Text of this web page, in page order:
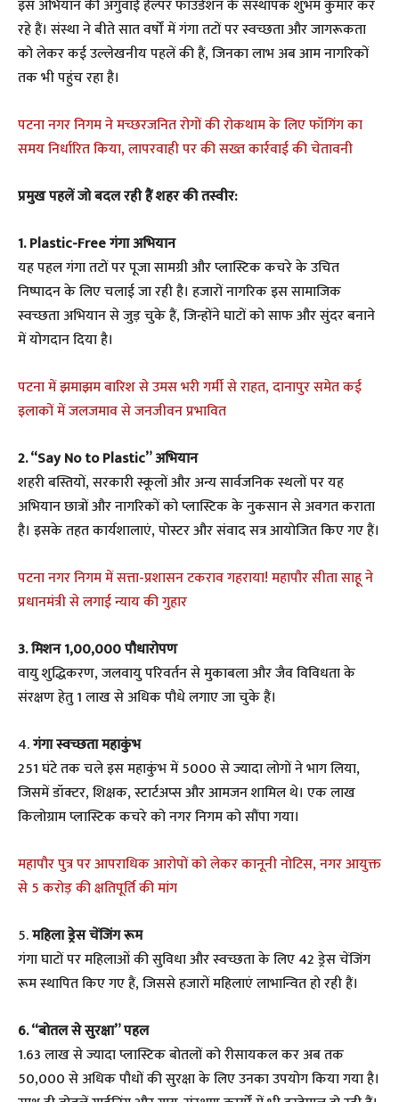
इस अभियान की अगुवाई हेल्पर फाउंडेशन के संस्थापक शुभम कुमार कर
रहे हैं। संस्था ने बीते सात वर्षों में गंगा तटों पर स्वच्छता और जागरूकता
को लेकर कई उल्लेखनीय पहलें की हैं, जिनका लाभ अब आम नागरिकों
तक भी पहुंच रहा है।
पटना नगर निगम ने मच्छरजनित रोगों की रोकथाम के लिए फॉगिंग का
समय निर्धारित किया, लापरवाही पर की सख्त कार्रवाई की चेतावनी
प्रमुख पहलें जो बदल रही हैं शहर की तस्वीर:
1. Plastic-Free गंगा अभियान
यह पहल गंगा तटों पर पूजा सामग्री और प्लास्टिक कचरे के उचित
निष्पादन के लिए चलाई जा रही है। हजारों नागरिक इस सामाजिक
स्वच्छता अभियान से जुड़ चुके हैं, जिन्होंने घाटों को साफ और सुंदर बनाने
में योगदान दिया है।
पटना में झमाझम बारिश से उमस भरी गर्मी से राहत, दानापुर समेत कई
इलाकों में जलजमाव से जनजीवन प्रभावित
2. “Say No to Plastic” अभियान
शहरी बस्तियों, सरकारी स्कूलों और अन्य सार्वजनिक स्थलों पर यह
अभियान छात्रों और नागरिकों को प्लास्टिक के नुकसान से अवगत कराता
है। इसके तहत कार्यशालाएं, पोस्टर और संवाद सत्र आयोजित किए गए हैं।
पटना नगर निगम में सत्ता-प्रशासन टकराव गहराया! महापौर सीता साहू ने
प्रधानमंत्री से लगाई न्याय की गुहार
3. मिशन 1,00,000 पौधारोपण
वायु शुद्धिकरण, जलवायु परिवर्तन से मुकाबला और जैव विविधता के
संरक्षण हेतु 1 लाख से अधिक पौधे लगाए जा चुके हैं।
4.गंगा स्वच्छता महाकुंभ
251 घंटे तक चले इस महाकुंभ में 5000 से ज्यादा लोगों ने भाग लिया,
जिसमें डॉक्टर, शिक्षक, स्टार्टअप्स और आमजन शामिल थे। एक लाख
किलोग्राम प्लास्टिक कचरे को नगर निगम को सौंपा गया।
महापौर पुत्र पर आपराधिक आरोपों को लेकर कानूनी नोटिस, नगर आयुक्त
से 5 करोड़ की क्षतिपूर्ति की मांग
5.महिला ड्रेस चेंजिंग रूम
गंगा घाटों पर महिलाओं की सुविधा और स्वच्छता के लिए 42 ड्रेस चेंजिंग
रूम स्थापित किए गए हैं, जिससे हजारों महिलाएं लाभान्वित हो रही हैं।
6. “बोतल से सुरक्षा” पहल
1.63 लाख से ज्यादा प्लास्टिक बोतलों को रीसायकल कर अब तक
50,000 से अधिक पौधों की सुरक्षा के लिए उनका उपयोग किया गया है।